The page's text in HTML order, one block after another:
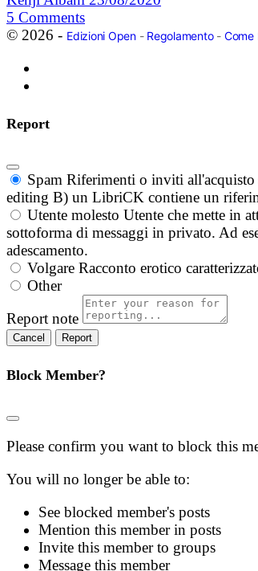
5 Comments
© 2026 - Edizioni Open- Regolamento- Come
Report
Spam Riferimenti o inviti all'acquisto
editing B) un LibriCK contiene un
Utente molesto Utente che mette in
sottoforma di messaggi in privato. Ad
adescamento.
Volgare Racconto erotico
Other
Report note
Report
Block Member?
Please confirm you want to block this
You will no longer be able to:
See blocked member's posts
Mention this member in posts
Invite this member to groups
Message this member